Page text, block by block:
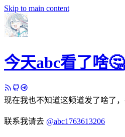
Skip to main content
今天abc看了啥🤔
现在我也不知道这频道发了啥了
联系我请去 @abc1763613206